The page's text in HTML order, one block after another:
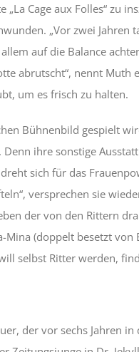
Cage aux Folles“ zu
„Vor zwei
auf die Balance
abrutscht“, nennt
um es frisch zu halten.
Bühnenbild gespielt
ihre sonstige
sich für das
versprechen sie
der von den Rittern
(doppelt besetzt
selbst Ritter werden,
der vor sechs Jahren